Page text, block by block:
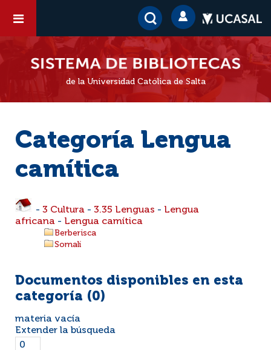
de la Universidad Católica de Salta
Categoría Lengua
camítica
- 3 Cultura - 3.35 Lenguas - Lengua
africana - Lengua camítica
Berberisca
Somalí
Documentos disponibles en esta
categoría (0)
materia vacía
Extender la búsqueda